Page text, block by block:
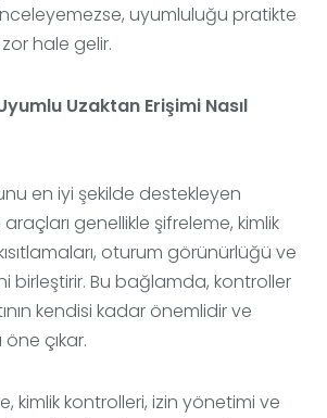
inceleyemezse, uyumluluğu pratikte
hale gelir.
Uzaktan Erişimi Nasıl
en iyi şekilde destekleyen
genellikle şifreleme, kimlik
oturum görünürlüğü ve
birleştirir. Bu bağlamda, kontroller
kendisi kadar önemlidir ve
çıkar.
kimlik kontrolleri, izin yönetimi ve